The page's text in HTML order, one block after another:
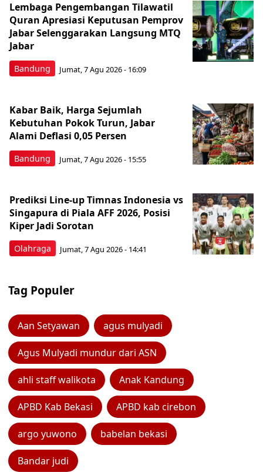
Bandung
Lembaga Pengembangan Tilawatil
Quran Apresiasi Keputusan Pemprov
Jabar Selenggarakan Langsung MTQ
Jabar
Jumat, 7 Agu 2026 - 16:09
Bandung
Kabar Baik, Harga Sejumlah
Kebutuhan Pokok Turun, Jabar
Alami Deflasi 0,05 Persen
Jumat, 7 Agu 2026 - 15:55
Olahraga
Prediksi Line-up Timnas Indonesia vs
Singapura di Piala AFF 2026, Posisi
Kiper Jadi Sorotan
Jumat, 7 Agu 2026 - 14:41
Tag Populer
Aan Setyawan agus mulyadi
Agus Mulyadi mundur dari ASN
ahli staff walikota Anak Kandung
APBD Kab Bekasi APBD kab cirebon
argo yuwono babelan bekasi
Bandar judi